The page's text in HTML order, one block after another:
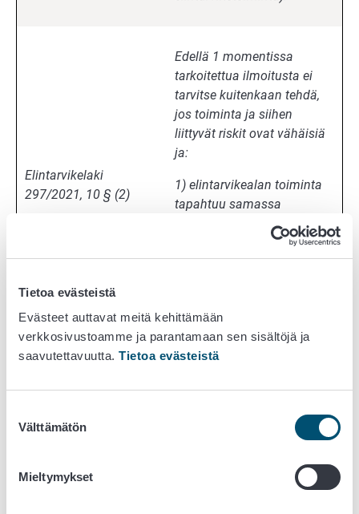
Tietoa evästeistä
Evästeet auttavat meitä kehittämään
verkkosivustoamme ja parantamaan sen sisältöjä ja
saavutettavuutta. Tietoa evästeistä
valinta
Välttämätön
Mieltymykset
Elintarvikelaki
297/2021, 10 § (2)
Edellä 1 momentissa
tarkoitettua ilmoitusta ei
tarvitse kuitenkaan tehdä,
jos toiminta ja siihen
liittyvät riskit ovat vähäisiä
ja:
1) elintarvikealan toiminta
tapahtuu samassa
huoneistossa kuin toimijan
elinkeinotoiminta;
henkilö; tai
3) toimintaa ei voi pitää
elinkeinon harjoittamisena.
Elintarvikelain 10 §:n 1
elintarviketoiminnasta